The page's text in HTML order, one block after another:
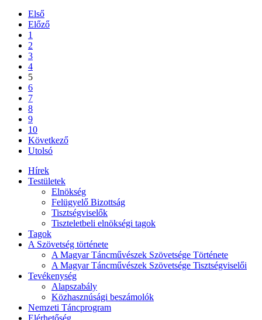
Első
Előző
1
2
3
4
5
6
7
8
9
10
Következő
Utolsó
Hírek
Testületek
Elnökség
Felügyelő Bizottság
Tisztségviselők
Tiszteletbeli elnökségi tagok
Tagok
A Szövetség története
A Magyar Táncművészek Szövetsége Története
A Magyar Táncművészek Szövetsége Tisztségviselői
Tevékenység
Alapszabály
Közhasznúsági beszámolók
Nemzeti Táncprogram